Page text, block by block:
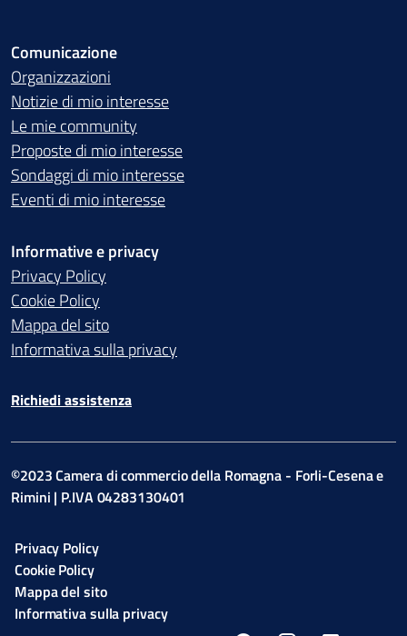
Comunicazione
Organizzazioni
Notizie di mio interesse
Le mie community
Proposte di mio interesse
Sondaggi di mio interesse
Eventi di mio interesse
Informative e privacy
Privacy Policy
Cookie Policy
Mappa del sito
Informativa sulla privacy
Richiedi assistenza
©2023 Camera di commercio della Romagna - Forli-Cesena e
Rimini | P.IVA 04283130401
Privacy Policy
Cookie Policy
Mappa del sito
Informativa sulla privacy